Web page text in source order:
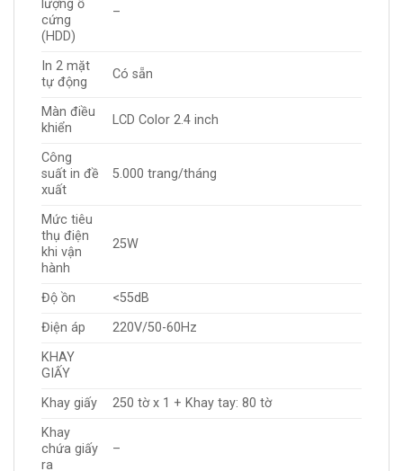
lượng ổ
cứng
(HDD)
–
In 2 mặt
tự động
Có sẵn
Màn điều
khiển
LCD Color 2.4 inch
Công
suất in đề
xuất
5.000 trang/tháng
Mức tiêu
thụ điện
khi vận
hành
25W
Độ ồn
<55dB
Điện áp
220V/50-60Hz
KHAY
GIẤY
Khay giấy
250 tờ x 1 + Khay tay: 80 tờ
Khay
chứa giấy
ra
–